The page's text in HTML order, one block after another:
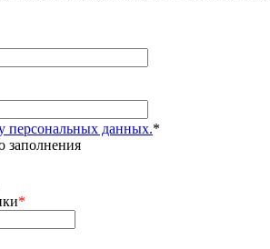
персональных данных.*
заполнения
*